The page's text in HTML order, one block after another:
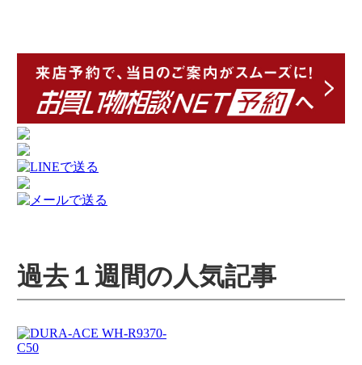
過去１週間の人気記事